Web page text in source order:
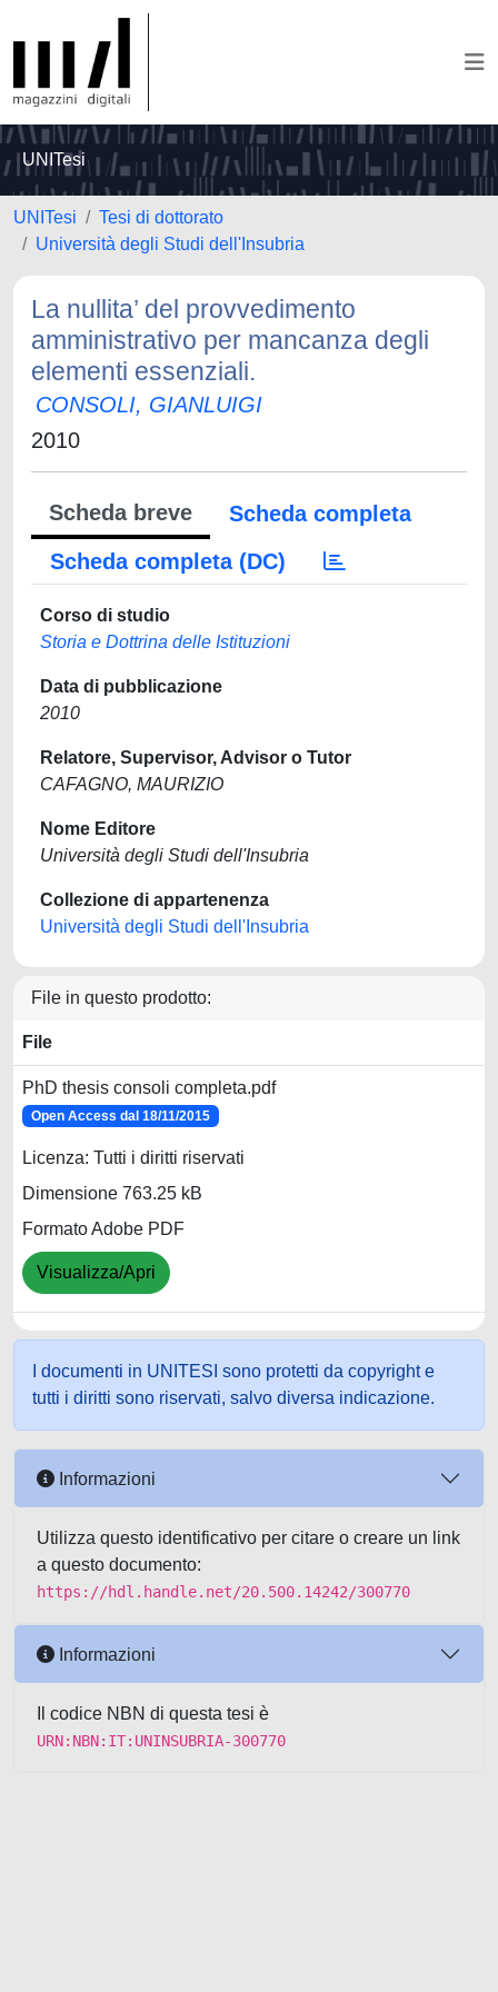
UNITesi
UNITesi
Tesi di dottorato
Università degli Studi dell'Insubria
La nullita’ del provvedimento
amministrativo per mancanza degli
elementi essenziali.
CONSOLI, GIANLUIGI
2010
Scheda breve
Scheda completa
Scheda completa (DC)
Corso di studio
Storia e Dottrina delle Istituzioni
Data di pubblicazione
2010
Relatore, Supervisor, Advisor o Tutor
CAFAGNO, MAURIZIO
Nome Editore
Università degli Studi dell'Insubria
Collezione di appartenenza
Università degli Studi dell'Insubria
File in questo prodotto:
File
PhD thesis consoli completa.pdf
Open Access dal 18/11/2015
Licenza: Tutti i diritti riservati
Dimensione 763.25 kB
Formato Adobe PDF
Visualizza/Apri
I documenti in UNITESI sono protetti da copyright e
tutti i diritti sono riservati, salvo diversa indicazione.
Informazioni
Utilizza questo identificativo per citare o creare un link
a questo documento:
https://hdl.handle.net/20.500.14242/300770
Informazioni
Il codice NBN di questa tesi è
URN:NBN:IT:UNINSUBRIA-300770